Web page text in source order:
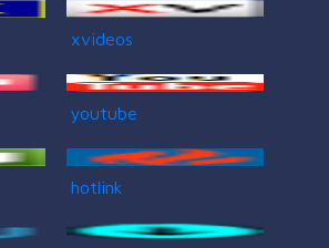
xvideos
youtube
hotlink